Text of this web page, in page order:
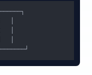
│
│
│